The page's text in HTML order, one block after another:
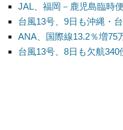
JAL、福岡－鹿児島臨時
台風13号、9日も沖縄・
ANA、国際線13.2％増
台風13号、8日も欠航